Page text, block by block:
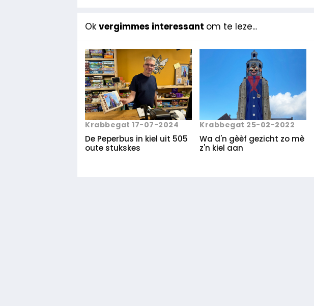
Ok vergimmes interessant om te leze...
Krabbegat 17-07-2024
De Peperbus in kiel uit 505
oute stukskes
Krabbegat 25-02-2022
Wa d'n gèèf gezicht zo mè
z'n kiel aan